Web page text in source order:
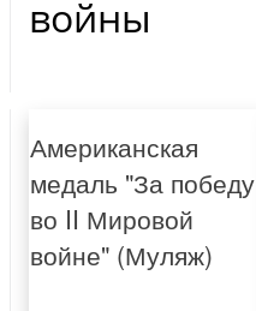
войны
Американская
медаль "За победу
во II Мировой
войне" (Муляж)